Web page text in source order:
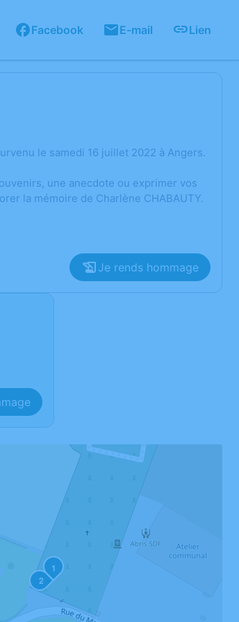
Facebook E-mail Lien
le samedi 16 juillet 2022 à Angers.
une anecdote ou exprimer vos
la mémoire de Charlène CHABAUTY.
Je rends hommage
1
2